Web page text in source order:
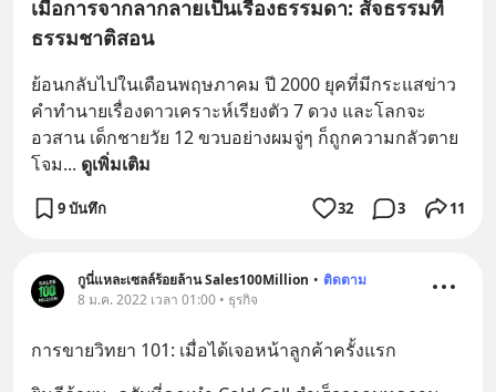
เมื่อการจากลากลายเป็นเรื่องธรรมดา: สัจธรรมที่
ธรรมชาติสอน
ย้อนกลับไปในเดือนพฤษภาคม ปี 2000 ยุคที่มีกระแสข่าว
คำทำนายเรื่องดาวเคราะห์เรียงตัว 7 ดวง และโลกจะ
อวสาน เด็กชายวัย 12 ขวบอย่างผมจู่ๆ ก็ถูกความกลัวตาย
โจม... ดูเพิ่มเติม
9 บันทึก 32 3 11
กูนี่แหละเซลล์ร้อยล้าน Sales100Million • ติดตาม
8 ม.ค. 2022 เวลา 01:00 • ธุรกิจ
การขายวิทยา 101: เมื่อได้เจอหน้าลูกค้าครั้งแรก